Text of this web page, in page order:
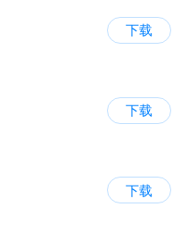
下载
下载
下载